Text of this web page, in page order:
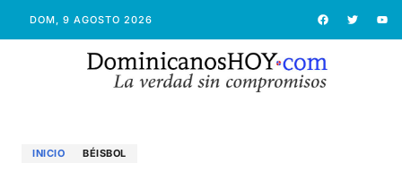
DOM, 9 AGOSTO 2026
INICIO BÉISBOL